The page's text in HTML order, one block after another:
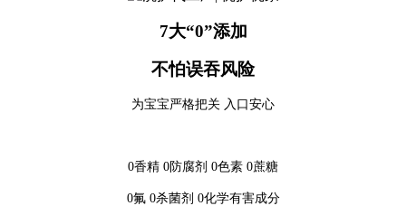
7大“0”添加
不怕误吞风险
为宝宝严格把关 入口安心
0香精 0防腐剂 0色素 0蔗糖
0氟 0杀菌剂 0化学有害成分